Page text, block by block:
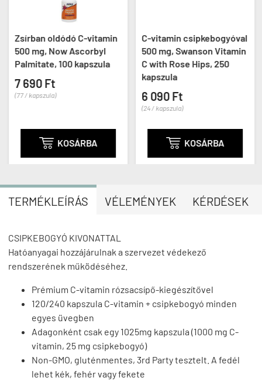
Zsírban oldódó C-vitamin
500 mg, Now Ascorbyl
Palmitate, 100 kapszula
7 690 Ft
(77 / kapszula)
 KOSÁRBA
C-vitamin csipkebogyóval
500 mg, Swanson Vitamin
C with Rose Hips, 250
kapszula
6 090 Ft
(24 / kapszula)
 KOSÁRBA
TERMÉKLEÍRÁS VÉLEMÉNYEK KÉRDÉSEK
CSIPKEBOGYÓ KIVONATTAL
Hatóanyagai hozzájárulnak a szervezet védekező
rendszerének működéséhez.
Prémium C-vitamin rózsacsípő-kiegészítővel
120/240 kapszula C-vitamin + csipkebogyó minden
egyes üvegben
Adagonként csak egy 1025mg kapszula (1000 mg C-
vitamin, 25 mg csipkebogyó)
Non-GMO, gluténmentes, 3rd Party tesztelt. A fedél
lehet kék, fehér vagy fekete